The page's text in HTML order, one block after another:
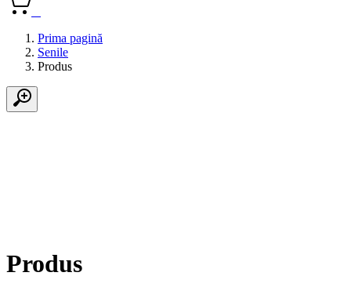
Prima pagină
Senile
Produs
Produs